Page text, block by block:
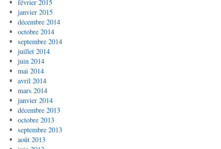
février 2015
janvier 2015
décembre 2014
octobre 2014
septembre 2014
juillet 2014
juin 2014
mai 2014
avril 2014
mars 2014
janvier 2014
décembre 2013
octobre 2013
septembre 2013
août 2013